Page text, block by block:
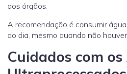
dos órgãos.
A recomendação é consumir
do dia, mesmo quando não
Cuidados com